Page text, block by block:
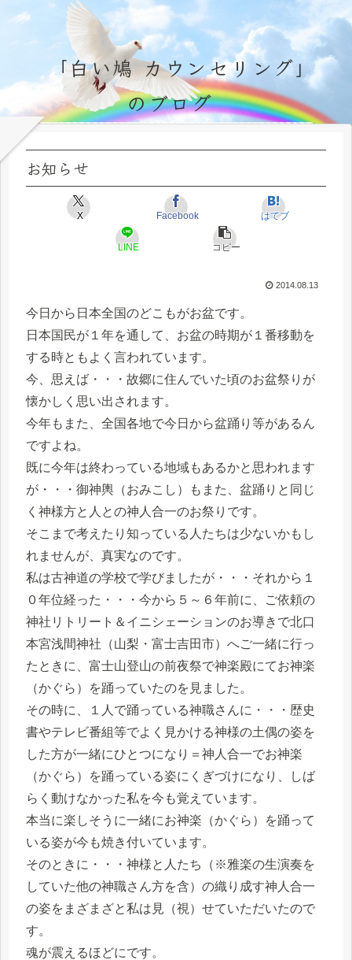
「白い鳩 カウンセリング」
のブログ
お知らせ
X Facebook はてブ
LINE コピー
2014.08.13
今日から日本全国のどこもがお盆です。
日本国民が１年を通して、お盆の時期が１番移動を
する時ともよく言われています。
今、思えば・・・故郷に住んでいた頃のお盆祭りが
懐かしく思い出されます。
今年もまた、全国各地で今日から盆踊り等があるん
ですよね。
既に今年は終わっている地域もあるかと思われます
が・・・御神輿（おみこし）もまた、盆踊りと同じ
く神様方と人との神人合一のお祭りです。
そこまで考えたり知っている人たちは少ないかもし
れませんが、真実なのです。
私は古神道の学校で学びましたが・・・それから１
０年位経った・・・今から５～６年前に、ご依頼の
神社リトリート＆イニシェーションのお導きで北口
本宮浅間神社（山梨・富士吉田市）へご一緒に行っ
たときに、富士山登山の前夜祭で神楽殿にてお神楽
（かぐら）を踊っていたのを見ました。
その時に、１人で踊っている神職さんに・・・歴史
書やテレビ番組等でよく見かける神様の土偶の姿を
した方が一緒にひとつになり＝神人合一でお神楽
（かぐら）を踊っている姿にくぎづけになり、しば
らく動けなかった私を今も覚えています。
本当に楽しそうに一緒にお神楽（かぐら）を踊って
いる姿が今も焼き付いています。
そのときに・・・神様と人たち（※雅楽の生演奏を
していた他の神職さん方を含）の織り成す神人合一
の姿をまざまざと私は見（視）せていただいたので
す。
魂が震えるほどにです。